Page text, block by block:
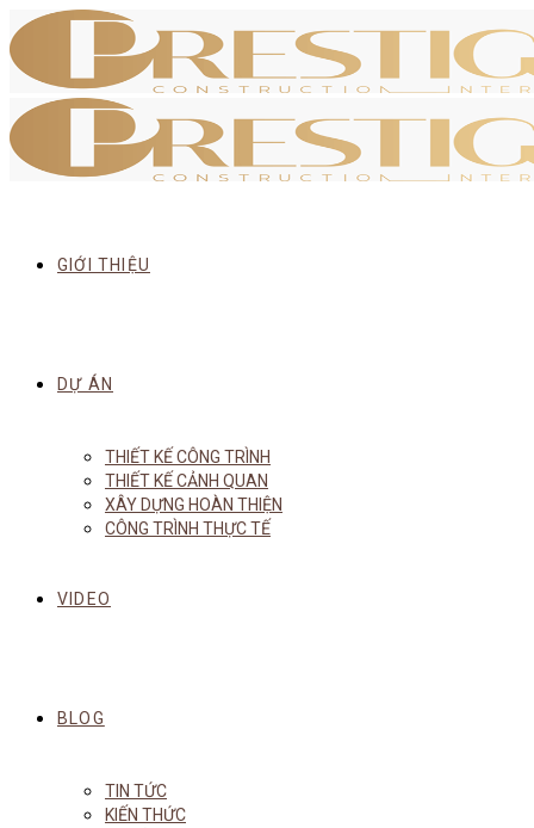
GIỚI THIỆU
DỰ ÁN
THIẾT KẾ CÔNG TRÌNH
THIẾT KẾ CẢNH QUAN
XÂY DỰNG HOÀN THIỆN
CÔNG TRÌNH THỰC TẾ
VIDEO
BLOG
TIN TỨC
KIẾN THỨC